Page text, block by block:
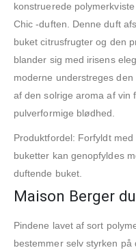
konstruerede
Chic -duften. Denne duft
buket citrusfrugter og den
blander sig med irisens
moderne understreges
af den solrige aroma af vin
pulverformige blødhed.
Produktfordel: Forfyldt
buketter kan genopfyldes
duftende buket.
Maison Berger
Pindene lavet af sort
bestemmer selv styrken